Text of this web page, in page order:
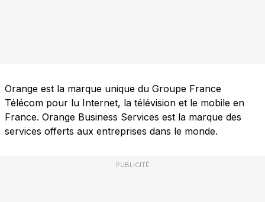
Orange est la marque unique du Groupe France
Télécom pour lu Internet, la télévision et le mobile en
France. Orange Business Services est la marque des
services offerts aux entreprises dans le monde.
PUBLICITÉ